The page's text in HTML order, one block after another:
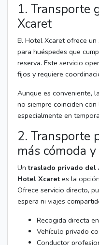
1. Transporte
Xcaret
El Hotel Xcaret ofrece
para huéspedes que
reserva. Este servicio
fijos y requiere
Aunque es conveniente,
no siempre coinciden
especialmente en
2. Transporte
más cómoda
Untraslado privado del
Hotel Xcaretes la
Ofrece servicio directo,
espera ni viajes
Recogida directa
Vehículo privado
Conductor